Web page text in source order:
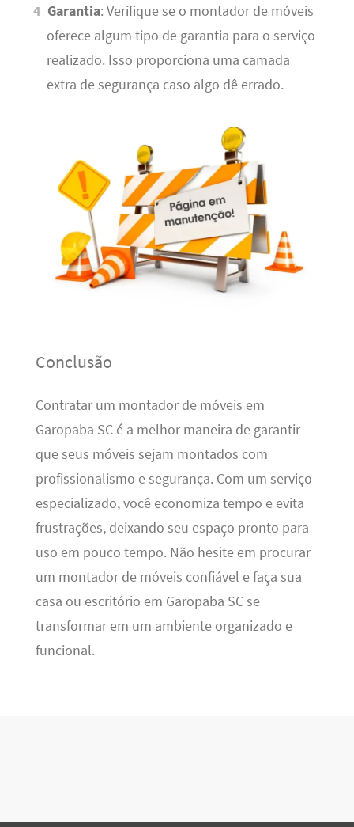
Garantia: Verifique se o montador de móveis
oferece algum tipo de garantia para o serviço
realizado. Isso proporciona uma camada
extra de segurança caso algo dê errado.
Conclusão
Contratar um montador de móveis em
Garopaba SC é a melhor maneira de garantir
que seus móveis sejam montados com
profissionalismo e segurança. Com um serviço
especializado, você economiza tempo e evita
frustrações, deixando seu espaço pronto para
uso em pouco tempo. Não hesite em procurar
um montador de móveis confiável e faça sua
casa ou escritório em Garopaba SC se
transformar em um ambiente organizado e
funcional.